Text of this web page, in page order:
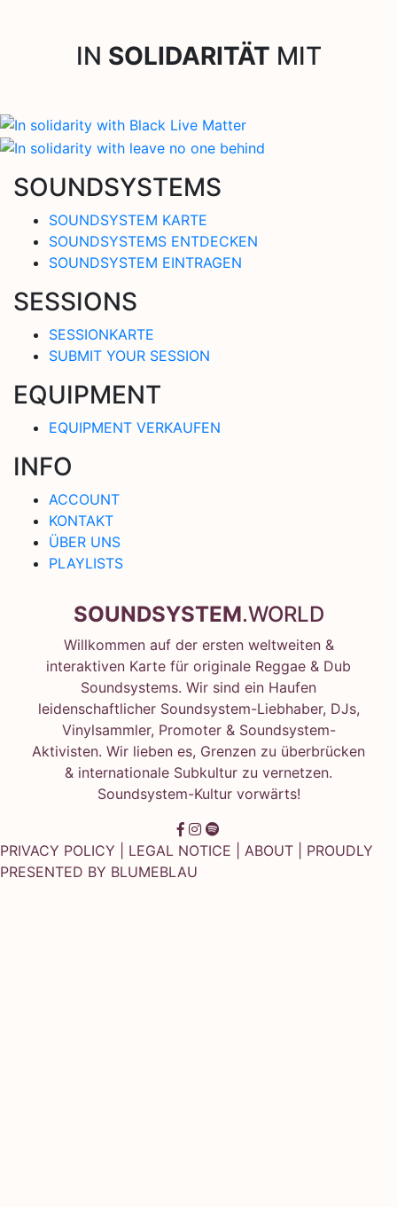
IN SOLIDARITÄT MIT
SOUNDSYSTEMS
SOUNDSYSTEM KARTE
SOUNDSYSTEMS ENTDECKEN
SOUNDSYSTEM EINTRAGEN
SESSIONS
SESSIONKARTE
SUBMIT YOUR SESSION
EQUIPMENT
EQUIPMENT VERKAUFEN
INFO
ACCOUNT
KONTAKT
ÜBER UNS
PLAYLISTS
SOUNDSYSTEM.WORLD
Willkommen auf der ersten weltweiten &
interaktiven Karte für originale Reggae & Dub
Soundsystems. Wir sind ein Haufen
leidenschaftlicher Soundsystem-Liebhaber, DJs,
Vinylsammler, Promoter & Soundsystem-
Aktivisten. Wir lieben es, Grenzen zu überbrücken
& internationale Subkultur zu vernetzen.
Soundsystem-Kultur vorwärts!
PRIVACY POLICY LEGAL NOTICE ABOUT | PROUDLY
PRESENTED BY BLUMEBLAU